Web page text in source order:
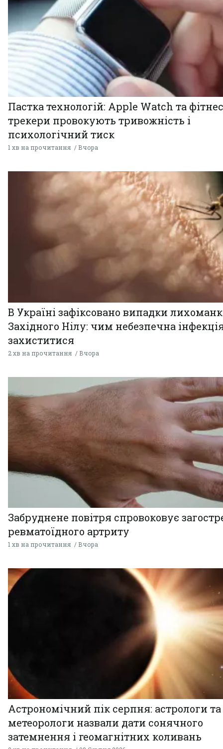
Пастка технологій: Apple Watch та
трекери провокують тривожність і
психологічний тиск
1 хв на прочитання Вчора
В Україні зафіксовано випадки
Західного Нілу: чим небезпечна
захиститися
2 хв на прочитання Вчора
Забруднене повітря спровоковує
ревматоїдного артриту
1 хв на прочитання Вчора
Астрономічний пік серпня: астрологи та
метеорологи назвали дати сонячного
затемнення і геомагнітних коливань